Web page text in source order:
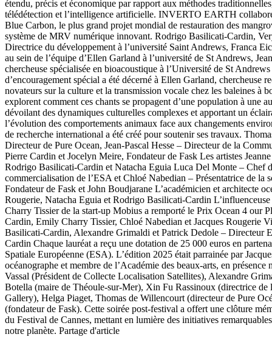
étendu, précis et économique par rapport aux méthodes
télédétection et l’intelligence artificielle. INVERTO EARTH
Blue Carbon, le plus grand projet mondial de restauration des
système de MRV numérique innovant. Rodrigo Basilicati-Cardin,
Directrice du développement à l’université Saint Andrews, Franca
au sein de l’équipe d’Ellen Garland à l’université de St Andrews,
chercheuse spécialisée en bioacoustique à l’Université de St
d’encouragement spécial a été décerné à Ellen Garland, chercheuse
novateurs sur la culture et la transmission vocale chez les baleines à
explorent comment ces chants se propagent d’une population à une
dévoilant des dynamiques culturelles complexes et apportant un
l’évolution des comportements animaux face aux changements
de recherche international a été créé pour soutenir ses travaux.
Directeur de Pure Ocean, Jean-Pascal Hesse – Directeur de la
Pierre Cardin et Jocelyn Meire, Fondateur de Fask Les artistes
Rodrigo Basilicati-Cardin et Natacha Eguia Luca Del Monte – Chef
commercialisation de l’ESA et Chloé Nabedian – Présentatrice de la
Fondateur de Fask et John Boudjarane L’académicien et architecte
Rougerie, Natacha Eguia et Rodrigo Basilicati-Cardin
Charry Tissier de la start-up Mobius a remporté le Prix Ocean 4 our
Cardin, Emily Charry Tissier, Chloé Nabedian et Jacques Rougerie
Basilicati-Cardin, Alexandre Grimaldi et Patrick Dedole – Directeur
Cardin Chaque lauréat a reçu une dotation de 25 000 euros en
Spatiale Européenne (ESA). L’édition 2025 était parrainée par
océanographe et membre de l’Académie des beaux-arts, en présence
Vassal (Président de Collecte Localisation Satellites), Alexandre
Botella (maire de Théoule-sur-Mer), Xin Fu Rassinoux (directrice de
Gallery), Helga Piaget, Thomas de Willencourt (directeur de Pure
(fondateur de Fask). Cette soirée post-festival a offert une clôture
du Festival de Cannes, mettant en lumière des initiatives
notre planète. Partage d'article